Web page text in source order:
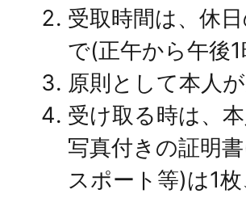
受取時間は、休
で(正午から午後
原則として本人
受け取る時は、
写真付きの証明
スポート等)は1